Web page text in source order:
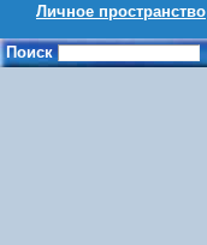
Личное пространство
Поиск